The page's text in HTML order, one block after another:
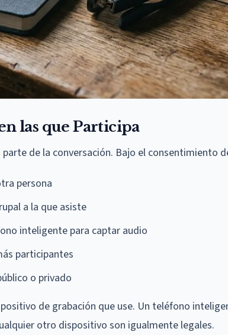
las que Participa
de la conversación. Bajo el consentimiento
persona
a la que asiste
inteligente para captar audio
participantes
o privado
de grabación que use. Un teléfono
otro dispositivo son igualmente legales.